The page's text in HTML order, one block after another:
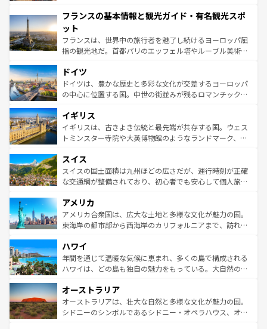
ませてくれるイタリアで、忘れられない旅をしてみよう！
なお、新着のイタリア情報は
しい。
文化が根付くこの国では、情熱的なフラメンコ、熱気あふ
れる闘牛、そして美味しいタパスが生活の一部となってい
る。首都マドリードの洗練された雰囲気や、バルセロナの
アートに溢れた街角から、地方では古代ローマ遺跡や中世
せる。地方によって風土や気候が異なるスペインはその個
性で訪れる人を魅了する。 なお、新着のスペイン情報は コ
ンテンツ一覧を参照してほしい。
フランスの基本情報と観光ガイド・有名観光スポ
ット
フランスは、世界中の旅行者を魅了し続けるヨーロッパ屈
指の観光地だ。首都パリのエッフェル塔やルーブル美術館
で、幅広い魅力が詰まっている。華麗な宮殿、歴史的な大
聖堂、美しいビーチ、そして豊かな自然が、訪れる者を心
から魅了する。また、フランスは美食の国としても知ら
いる。シャンパンの発祥地であるランス、プロヴァンスの
香り高いラベンダー畑など、多彩な楽しみ方が可能だ。さ
らに、パリ以外の地域にも魅力が溢れており、どの街角に
れる地方に足を運ぶとそれぞれで全く異なる文化を体験で
きるだろう。 なお、新着のフランス情報はコンテンツ一覧
を参照してほしい。
ドイツ
ドイツは、豊かな歴史と多彩な文化が交差するヨーロッパ
の中心に位置する国。中世の街並みが残るロマンチック街
顔を持つこの国は、どこを歩いても飽きることがない。ベ
ルリンの文化的活気、バイエルン州のアルプスの絶景、そ
してライン川沿いのワイン畑といった風景は必見。ビール
は、お酒好きな人にはぜひ体験してほしい。 なお、新着の
ドイツ情報はコンテンツ一覧を参照してほしい。
イギリス
イギリスは、古きよき伝統と最先端が共存する国。ウェス
トミンスター寺院や大英博物館のようなランドマーク、歴
リアごとに異なる魅力がある。また、優雅なアフタヌーン
ティー、ビール好きにはたまらない英国パブ、サッカー観
戦など、本場だからこそできる体験も豊富。イギリスを旅
ンツ一覧を参照してほしい。
スイス
スイスの国土面積は九州ほどの広さだが、運行時刻が正確
な交通網が整備されており、初心者でも安心して個人旅行
の建物がそのまま残る町や、スイスならではのユニークな
博物館もあり、アルプス観光だけでなく町歩きも満喫する
ことができる。国民の所得が高いため物価も高いが、旅行
ば市内交通費無料で観光を楽しむこともできる。 なお、新
着のスイス情報はコンテンツ一覧 を参照してほしい。
アメリカ
アメリカ合衆国は、広大な土地と多様な文化が魅力の国。
東海岸の都市部から西海岸のカリフォルニアまで、訪れる
のような巨大都市は、観光、ショッピング、エンターテイ
ンメントが詰まった刺激的なスポットだ。一方、アメリカ
西部には大自然が広がり、グランドキャニオンやイエロー
部のニューオーリンズでは、音楽と美食が融合した独特の
文化が魅力。旅行者はアメリカの各地域で異なる魅力を楽
しみながら、その多様性と豊かな歴史を感じることができ
ハワイ
年間を通じて温暖な気候に恵まれ、多くの島で構成される
ハワイは、どの島も独自の魅力をもっている。大自然の神
ワイ島は見逃せない。また、定番の観光地といえばオアフ
島だが、静かな自然を求めるならマウイ島やカウアイ島が
おすすめ。エメラルドグリーンに輝く海をはじめ、豊かな
オーストラリア
オーストラリアは、壮大な自然と多様な文化が魅力の国。
シドニーのシンボルであるシドニー・オペラハウス、オー